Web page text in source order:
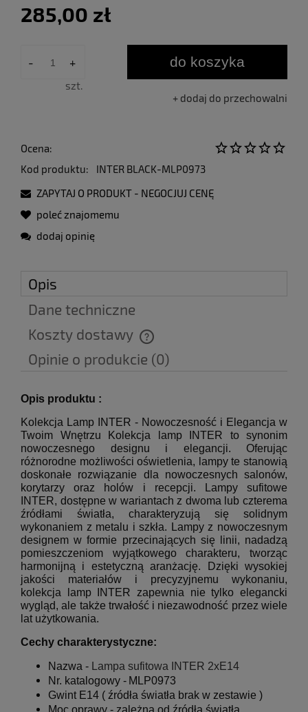
285,00 zł
- +
szt.
do koszyka
dodaj do przechowalni
Ocena:
Kod produktu:
INTER BLACK-MLP0973
ZAPYTAJ O PRODUKT - NEGOCJUJ CENĘ
poleć znajomemu
dodaj opinię
Opis
Dane techniczne
Koszty dostawy
Cena nie zawiera ewentualnych kosztów płatności
Opinie o produkcie (0)
Opis produktu :
Kolekcja Lamp INTER - Nowoczesność i Elegancja w
Twoim Wnętrzu Kolekcja lamp INTER to synonim
nowoczesnego designu i elegancji. Oferując
różnorodne możliwości oświetlenia, lampy te stanowią
doskonałe rozwiązanie dla nowoczesnych salonów,
korytarzy oraz holów i recepcji. Lampy sufitowe
INTER, dostępne w wariantach z dwoma lub czterema
źródłami światła, charakteryzują się solidnym
wykonaniem z metalu i szkła. Lampy z nowoczesnym
designem w formie przecinających się linii, nadadzą
pomieszczeniom wyjątkowego charakteru, tworząc
harmonijną i estetyczną aranżację. Dzięki wysokiej
jakości materiałów i precyzyjnemu wykonaniu,
kolekcja lamp INTER zapewnia nie tylko elegancki
wygląd, ale także trwałość i niezawodność przez wiele
lat użytkowania.
Cechy charakterystyczne:
Nazwa - Lampa sufitowa INTER 2xE14
Nr. katalogowy - MLP0973
Gwint E14 ( źródła światła brak w zestawie )